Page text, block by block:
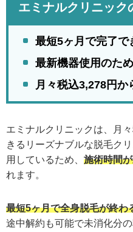
エミナルクリニック
最短5ヶ月で完了で
最新機器使用のた
月々税込3,278円か
エミナルクリニックは、月
きるリーズナブルな脱毛ク
用しているため、 施術時間
れます。
最短5ヶ月で全身脱毛が終わ
途中解約も可能で未消化分